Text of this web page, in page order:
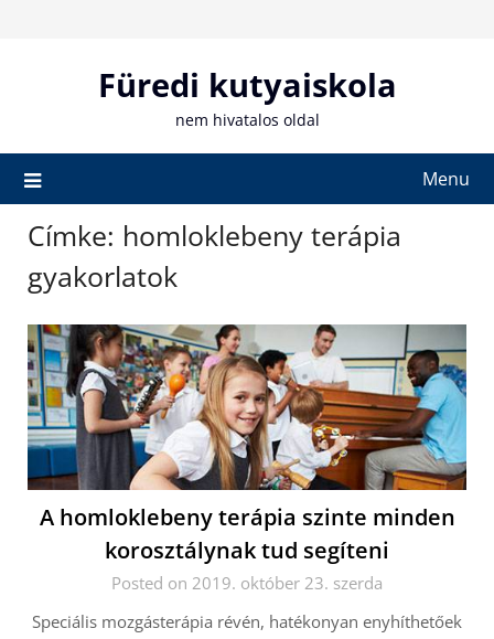
Füredi kutyaiskola
nem hivatalos oldal
Menu
Címke: homloklebeny terápia
gyakorlatok
A homloklebeny terápia szinte minden
korosztálynak tud segíteni
Posted on 2019. október 23. szerda
Speciális mozgásterápia révén, hatékonyan enyhíthetőek